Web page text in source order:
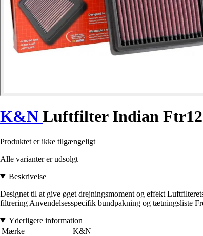
K&N Luftfilter Indian
Produktet er ikke tilgængeligt
Alle varianter er udsolgt
Beskrivelse
Designet til at give øget drejningsmoment og effekt
filtrering Anvendelsesspecifik bundpakning og tætningsliste
Yderligere information
Mærke
K&N